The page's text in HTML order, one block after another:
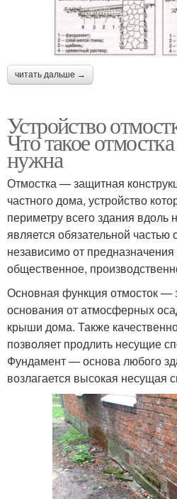
читать дальше →
Устройство
Что такое
нужна
Отмостка — защитная
частного дома, устройство
периметру всего здания вдоль
является обязательной частью
независимо от
общественное,
Основная функция отмосток —
основания от атмосферных
крыши дома. Также
позволяет продлить несущие
Фундамент — основа любого
возлагается высокая несущая